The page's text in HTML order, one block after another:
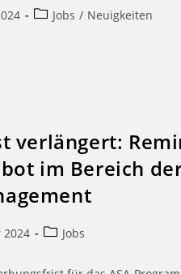
Jobs / Neuigkeiten
verlängert:
im Bereich
2024 Jobs